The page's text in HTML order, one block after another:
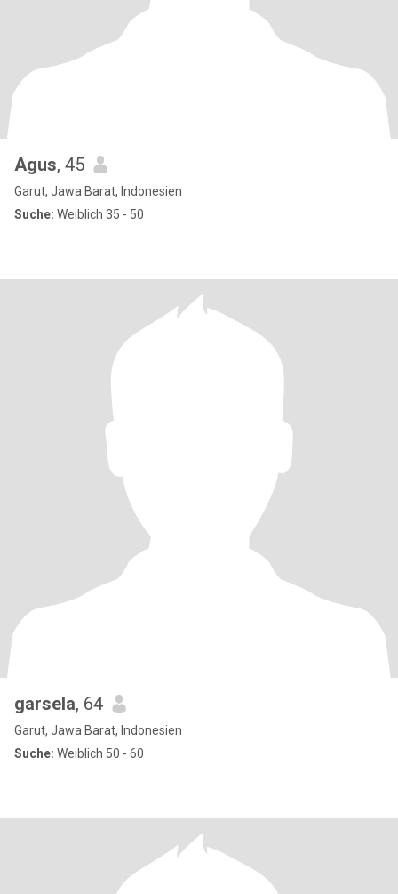
Agus, 45
Garut, Jawa Barat, Indonesien
Suche: Weiblich 35 - 50
garsela, 64
Garut, Jawa Barat, Indonesien
Suche: Weiblich 50 - 60